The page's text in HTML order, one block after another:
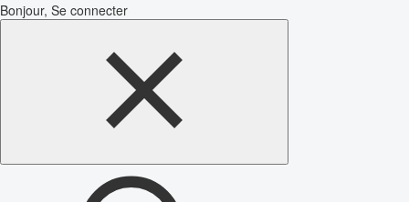
Bonjour, Se connecter